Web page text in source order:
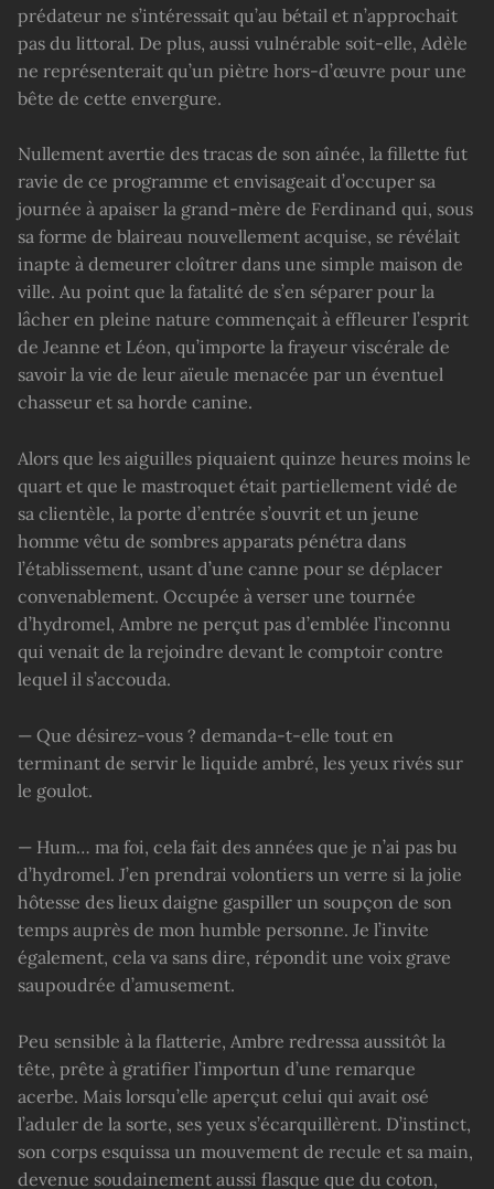
prédateur ne s’intéressait qu’au bétail et n’approchait
pas du littoral. De plus, aussi vulnérable soit-elle, Adèle
ne représenterait qu’un piètre hors-d’œuvre pour une
bête de cette envergure.
Nullement avertie des tracas de son aînée, la fillette fut
ravie de ce programme et envisageait d’occuper sa
journée à apaiser la grand-mère de Ferdinand qui, sous
sa forme de blaireau nouvellement acquise, se révélait
inapte à demeurer cloîtrer dans une simple maison de
ville. Au point que la fatalité de s’en séparer pour la
lâcher en pleine nature commençait à effleurer l’esprit
de Jeanne et Léon, qu’importe la frayeur viscérale de
savoir la vie de leur aïeule menacée par un éventuel
chasseur et sa horde canine.
Alors que les aiguilles piquaient quinze heures moins le
quart et que le mastroquet était partiellement vidé de
sa clientèle, la porte d’entrée s’ouvrit et un jeune
homme vêtu de sombres apparats pénétra dans
l’établissement, usant d’une canne pour se déplacer
convenablement. Occupée à verser une tournée
d’hydromel, Ambre ne perçut pas d’emblée l’inconnu
qui venait de la rejoindre devant le comptoir contre
lequel il s’accouda.
— Que désirez-vous ? demanda-t-elle tout en
terminant de servir le liquide ambré, les yeux rivés sur
le goulot.
— Hum… ma foi, cela fait des années que je n’ai pas bu
d’hydromel. J’en prendrai volontiers un verre si la jolie
hôtesse des lieux daigne gaspiller un soupçon de son
temps auprès de mon humble personne. Je l’invite
également, cela va sans dire, répondit une voix grave
saupoudrée d’amusement.
Peu sensible à la flatterie, Ambre redressa aussitôt la
tête, prête à gratifier l’importun d’une remarque
acerbe. Mais lorsqu’elle aperçut celui qui avait osé
l’aduler de la sorte, ses yeux s’écarquillèrent. D’instinct,
son corps esquissa un mouvement de recule et sa main,
devenue soudainement aussi flasque que du coton,